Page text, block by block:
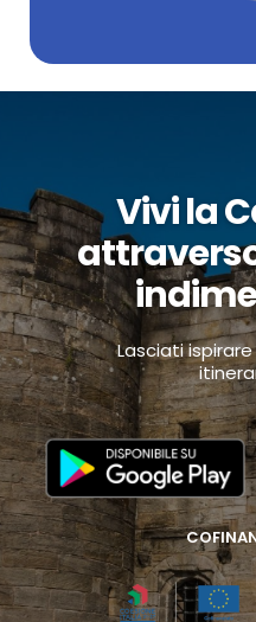
Vivi la
Lasciati